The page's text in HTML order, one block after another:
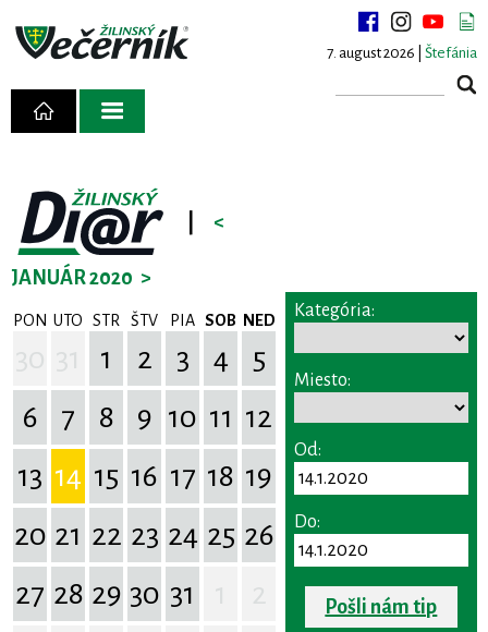
7. august 2026 | Štefánia
<
JANUÁR 2020 >
PON UTO STR ŠTV PIA SOB NED
1 2 3 4
5
6
7 8 9 10 11 12
13 14 15 16 17 18 19
20 21 22 23 24 25 26
27 28 29 30 31
Kategória:
Miesto:
Od:
Do:
Pošli nám tip